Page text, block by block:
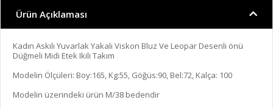
Ürün Açıklaması
Kadın Askılı Yuvarlak Yakalı Viskon Bluz Ve Leopar Desenli önü
Düğmeli Midi Etek Ikili Takım
Modelin Ölçüleri: Boy:165, Kg:55, Göğüs:90, Bel:72, Kalça: 100
Modelin üzerindeki ürün M/38 bedendir